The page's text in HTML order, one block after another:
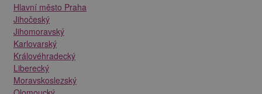
Hlavní město Praha
Jihočeský
Jihomoravský
Karlovarský
Královéhradecký
Liberecký
Moravskoslezský